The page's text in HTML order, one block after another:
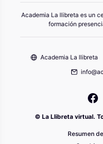
Academia La llibreta es un
formación
Academia La llibreta
© La Llibreta virtual.
Resumen